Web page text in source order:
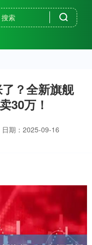
？全新旗舰
30万！
日期：2025-09-16